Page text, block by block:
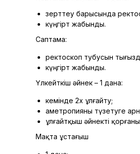
зерттеу барысында
күңгірт жабынды.
Саптама:
ректоскоп тубусын
күңгірт жабынды.
Үлкейткіш әйнек – 1 дана:
кемінде 2х ұлғайту;
аметропияны түзетуге
ұлғайтқыш әйнекті
Мақта ұстағыш